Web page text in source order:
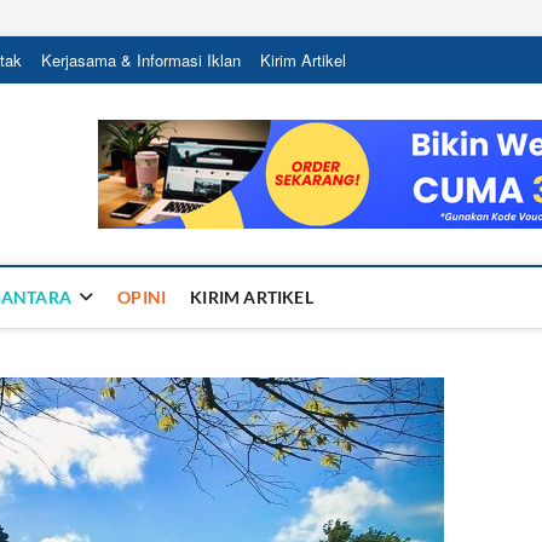
Kerjasama & Informasi Iklan Kirim Artikel
Sandy Ra
OPINI KIRIM ARTIKEL